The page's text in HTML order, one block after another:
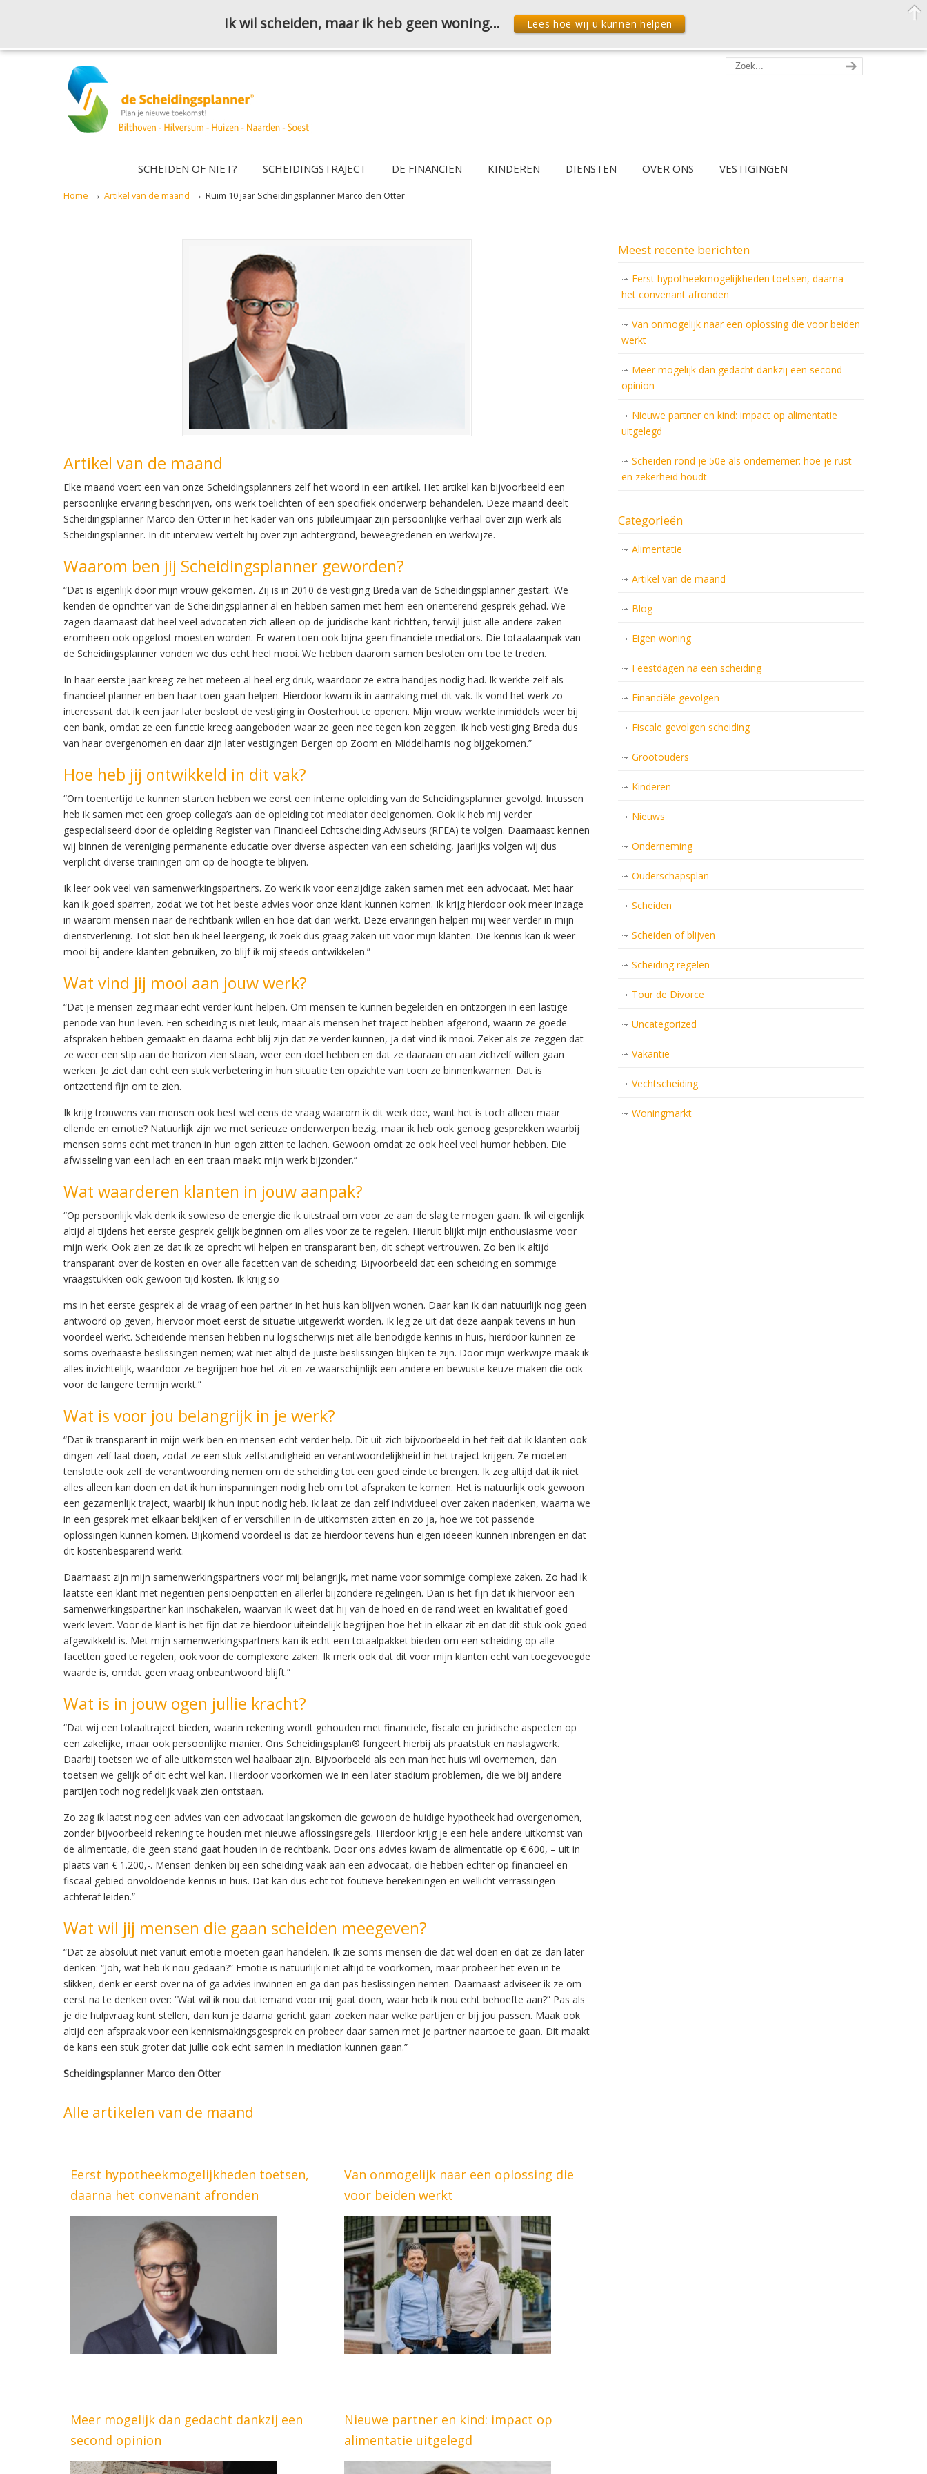
SCHEIDEN OF NIET? SCHEIDINGSTRAJECT DE FINANCIËN KINDEREN DIENSTEN OVER ONS VESTIGINGEN
Home → Artikel van de maand → Ruim 10 jaar Scheidingsplanner Marco den Otter
Artikel van de maand
Elke maand voert een van onze Scheidingsplanners zelf het woord in een artikel. Het artikel kan bijvoorbeeld een
persoonlijke ervaring beschrijven, ons werk toelichten of een specifiek onderwerp behandelen. Deze maand deelt
Scheidingsplanner Marco den Otter in het kader van ons jubileumjaar zijn persoonlijke verhaal over zijn werk als
Scheidingsplanner. In dit interview vertelt hij over zijn achtergrond, beweegredenen en werkwijze.
Waarom ben jij Scheidingsplanner geworden?
“Dat is eigenlijk door mijn vrouw gekomen. Zij is in 2010 de vestiging Breda van de Scheidingsplanner gestart. We
kenden de oprichter van de Scheidingsplanner al en hebben samen met hem een oriënterend gesprek gehad. We
zagen daarnaast dat heel veel advocaten zich alleen op de juridische kant richtten, terwijl juist alle andere zaken
eromheen ook opgelost moesten worden. Er waren toen ook bijna geen financiële mediators. Die totaalaanpak van
de Scheidingsplanner vonden we dus echt heel mooi. We hebben daarom samen besloten om toe te treden.
In haar eerste jaar kreeg ze het meteen al heel erg druk, waardoor ze extra handjes nodig had. Ik werkte zelf als
financieel planner en ben haar toen gaan helpen. Hierdoor kwam ik in aanraking met dit vak. Ik vond het werk zo
interessant dat ik een jaar later besloot de vestiging in Oosterhout te openen. Mijn vrouw werkte inmiddels weer bij
een bank, omdat ze een functie kreeg aangeboden waar ze geen nee tegen kon zeggen. Ik heb vestiging Breda dus
van haar overgenomen en daar zijn later vestigingen Bergen op Zoom en Middelharnis nog bijgekomen.”
Hoe heb jij ontwikkeld in dit vak?
“Om toentertijd te kunnen starten hebben we eerst een interne opleiding van de Scheidingsplanner gevolgd. Intussen
heb ik samen met een groep collega’s aan de opleiding tot mediator deelgenomen. Ook ik heb mij verder
gespecialiseerd door de opleiding Register van Financieel Echtscheiding Adviseurs (RFEA) te volgen. Daarnaast kennen
wij binnen de vereniging permanente educatie over diverse aspecten van een scheiding, jaarlijks volgen wij dus
verplicht diverse trainingen om op de hoogte te blijven.
Ik leer ook veel van samenwerkingspartners. Zo werk ik voor eenzijdige zaken samen met een advocaat. Met haar
kan ik goed sparren, zodat we tot het beste advies voor onze klant kunnen komen. Ik krijg hierdoor ook meer inzage
in waarom mensen naar de rechtbank willen en hoe dat dan werkt. Deze ervaringen helpen mij weer verder in mijn
dienstverlening. Tot slot ben ik heel leergierig, ik zoek dus graag zaken uit voor mijn klanten. Die kennis kan ik weer
mooi bij andere klanten gebruiken, zo blijf ik mij steeds ontwikkelen.”
Wat vind jij mooi aan jouw werk?
“Dat je mensen zeg maar echt verder kunt helpen. Om mensen te kunnen begeleiden en ontzorgen in een lastige
periode van hun leven. Een scheiding is niet leuk, maar als mensen het traject hebben afgerond, waarin ze goede
afspraken hebben gemaakt en daarna echt blij zijn dat ze verder kunnen, ja dat vind ik mooi. Zeker als ze zeggen dat
ze weer een stip aan de horizon zien staan, weer een doel hebben en dat ze daaraan en aan zichzelf willen gaan
werken. Je ziet dan echt een stuk verbetering in hun situatie ten opzichte van toen ze binnenkwamen. Dat is
ontzettend fijn om te zien.
Ik krijg trouwens van mensen ook best wel eens de vraag waarom ik dit werk doe, want het is toch alleen maar
ellende en emotie? Natuurlijk zijn we met serieuze onderwerpen bezig, maar ik heb ook genoeg gesprekken waarbij
mensen soms echt met tranen in hun ogen zitten te lachen. Gewoon omdat ze ook heel veel humor hebben. Die
afwisseling van een lach en een traan maakt mijn werk bijzonder.”
Wat waarderen klanten in jouw aanpak?
“Op persoonlijk vlak denk ik sowieso de energie die ik uitstraal om voor ze aan de slag te mogen gaan. Ik wil eigenlijk
altijd al tijdens het eerste gesprek gelijk beginnen om alles voor ze te regelen. Hieruit blijkt mijn enthousiasme voor
mijn werk. Ook zien ze dat ik ze oprecht wil helpen en transparant ben, dit schept vertrouwen. Zo ben ik altijd
transparant over de kosten en over alle facetten van de scheiding. Bijvoorbeeld dat een scheiding en sommige
vraagstukken ook gewoon tijd kosten. Ik krijg so
ms in het eerste gesprek al de vraag of een partner in het huis kan blijven wonen. Daar kan ik dan natuurlijk nog geen
antwoord op geven, hiervoor moet eerst de situatie uitgewerkt worden. Ik leg ze uit dat deze aanpak tevens in hun
voordeel werkt. Scheidende mensen hebben nu logischerwijs niet alle benodigde kennis in huis, hierdoor kunnen ze
soms overhaaste beslissingen nemen; wat niet altijd de juiste beslissingen blijken te zijn. Door mijn werkwijze maak ik
alles inzichtelijk, waardoor ze begrijpen hoe het zit en ze waarschijnlijk een andere en bewuste keuze maken die ook
voor de langere termijn werkt.”
Wat is voor jou belangrijk in je werk?
“Dat ik transparant in mijn werk ben en mensen echt verder help. Dit uit zich bijvoorbeeld in het feit dat ik klanten ook
dingen zelf laat doen, zodat ze een stuk zelfstandigheid en verantwoordelijkheid in het traject krijgen. Ze moeten
tenslotte ook zelf de verantwoording nemen om de scheiding tot een goed einde te brengen. Ik zeg altijd dat ik niet
alles alleen kan doen en dat ik hun inspanningen nodig heb om tot afspraken te komen. Het is natuurlijk ook gewoon
een gezamenlijk traject, waarbij ik hun input nodig heb. Ik laat ze dan zelf individueel over zaken nadenken, waarna we
in een gesprek met elkaar bekijken of er verschillen in de uitkomsten zitten en zo ja, hoe we tot passende
oplossingen kunnen komen. Bijkomend voordeel is dat ze hierdoor tevens hun eigen ideeën kunnen inbrengen en dat
dit kostenbesparend werkt.
Daarnaast zijn mijn samenwerkingspartners voor mij belangrijk, met name voor sommige complexe zaken. Zo had ik
laatste een klant met negentien pensioenpotten en allerlei bijzondere regelingen. Dan is het fijn dat ik hiervoor een
samenwerkingspartner kan inschakelen, waarvan ik weet dat hij van de hoed en de rand weet en kwalitatief goed
werk levert. Voor de klant is het fijn dat ze hierdoor uiteindelijk begrijpen hoe het in elkaar zit en dat dit stuk ook goed
afgewikkeld is. Met mijn samenwerkingspartners kan ik echt een totaalpakket bieden om een scheiding op alle
facetten goed te regelen, ook voor de complexere zaken. Ik merk ook dat dit voor mijn klanten echt van toegevoegde
waarde is, omdat geen vraag onbeantwoord blijft.”
Wat is in jouw ogen jullie kracht?
“Dat wij een totaaltraject bieden, waarin rekening wordt gehouden met financiële, fiscale en juridische aspecten op
een zakelijke, maar ook persoonlijke manier. Ons Scheidingsplan® fungeert hierbij als praatstuk en naslagwerk.
Daarbij toetsen we of alle uitkomsten wel haalbaar zijn. Bijvoorbeeld als een man het huis wil overnemen, dan
toetsen we gelijk of dit echt wel kan. Hierdoor voorkomen we in een later stadium problemen, die we bij andere
partijen toch nog redelijk vaak zien ontstaan.
Zo zag ik laatst nog een advies van een advocaat langskomen die gewoon de huidige hypotheek had overgenomen,
zonder bijvoorbeeld rekening te houden met nieuwe aflossingsregels. Hierdoor krijg je een hele andere uitkomst van
de alimentatie, die geen stand gaat houden in de rechtbank. Door ons advies kwam de alimentatie op € 600, – uit in
plaats van € 1.200,-. Mensen denken bij een scheiding vaak aan een advocaat, die hebben echter op financieel en
fiscaal gebied onvoldoende kennis in huis. Dat kan dus echt tot foutieve berekeningen en wellicht verrassingen
achteraf leiden.”
Wat wil jij mensen die gaan scheiden meegeven?
“Dat ze absoluut niet vanuit emotie moeten gaan handelen. Ik zie soms mensen die dat wel doen en dat ze dan later
denken: “Joh, wat heb ik nou gedaan?” Emotie is natuurlijk niet altijd te voorkomen, maar probeer het even in te
slikken, denk er eerst over na of ga advies inwinnen en ga dan pas beslissingen nemen. Daarnaast adviseer ik ze om
eerst na te denken over: “Wat wil ik nou dat iemand voor mij gaat doen, waar heb ik nou echt behoefte aan?” Pas als
je die hulpvraag kunt stellen, dan kun je daarna gericht gaan zoeken naar welke partijen er bij jou passen. Maak ook
altijd een afspraak voor een kennismakingsgesprek en probeer daar samen met je partner naartoe te gaan. Dit maakt
de kans een stuk groter dat jullie ook echt samen in mediation kunnen gaan.”
Scheidingsplanner Marco den Otter
Alle artikelen van de maand
Eerst hypotheekmogelijkheden toetsen,
daarna het convenant afronden
Van onmogelijk naar een oplossing die
voor beiden werkt
Meer mogelijk dan gedacht dankzij een
second opinion
Nieuwe partner en kind: impact op
alimentatie uitgelegd
Meest recente berichten
Eerst hypotheekmogelijkheden toetsen, daarna
het convenant afronden
Van onmogelijk naar een oplossing die voor beiden
werkt
Meer mogelijk dan gedacht dankzij een second
opinion
Nieuwe partner en kind: impact op alimentatie
uitgelegd
Scheiden rond je 50e als ondernemer: hoe je rust
en zekerheid houdt
Categorieën
Alimentatie
Artikel van de maand
Blog
Eigen woning
Feestdagen na een scheiding
Financiële gevolgen
Fiscale gevolgen scheiding
Grootouders
Kinderen
Nieuws
Onderneming
Ouderschapsplan
Scheiden
Scheiden of blijven
Scheiding regelen
Tour de Divorce
Uncategorized
Vakantie
Vechtscheiding
Woningmarkt
Ik wil scheiden, maar ik heb geen woning… Lees hoe wij u kunnen helpen